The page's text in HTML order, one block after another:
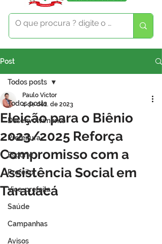
Post
Todos posts
Desenvolvimento
Prefeitura
Esporte
Prefeito
Vice-prefeita
Saúde
Campanhas
Avisos
Todos posts
Eleição para o Biênio
2023/2025 Reforça
Compromisso com a
Assistência Social em
Tarauacá
Paulo Victor
4 de dez. de 2023